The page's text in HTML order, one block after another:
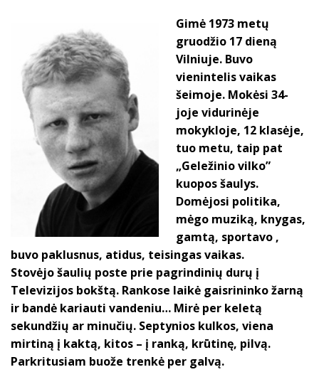
Gimė 1973 metų
gruodžio 17 dieną
Vilniuje. Buvo
vienintelis vaikas
šeimoje. Mokėsi 34-
joje vidurinėje
mokykloje, 12 klasėje,
tuo metu, taip pat
„Geležinio vilko”
kuopos šaulys.
Domėjosi politika,
mėgo muziką, knygas,
gamtą, sportavo ,
buvo paklusnus, atidus, teisingas vaikas.
Stovėjo šaulių poste prie pagrindinių durų į
Televizijos bokštą. Rankose laikė gaisrininko žarną
ir bandė kariauti vandeniu… Mirė per keletą
sekundžių ar minučių. Septynios kulkos, viena
mirtiną į kaktą, kitos – į ranką, krūtinę, pilvą.
Parkritusiam buože trenkė per galvą.